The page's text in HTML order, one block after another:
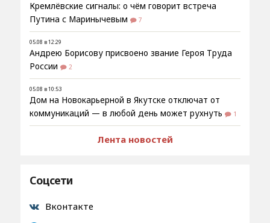
Кремлёвские сигналы: о чём говорит встреча
Путина с Маринычевым
7
05.08 в 12:29
Андрею Борисову присвоено звание Героя Труда
России
2
05.08 в 10:53
Дом на Новокарьерной в Якутске отключат от
коммуникаций — в любой день может рухнуть
1
Лента новостей
Соцсети
Вконтакте